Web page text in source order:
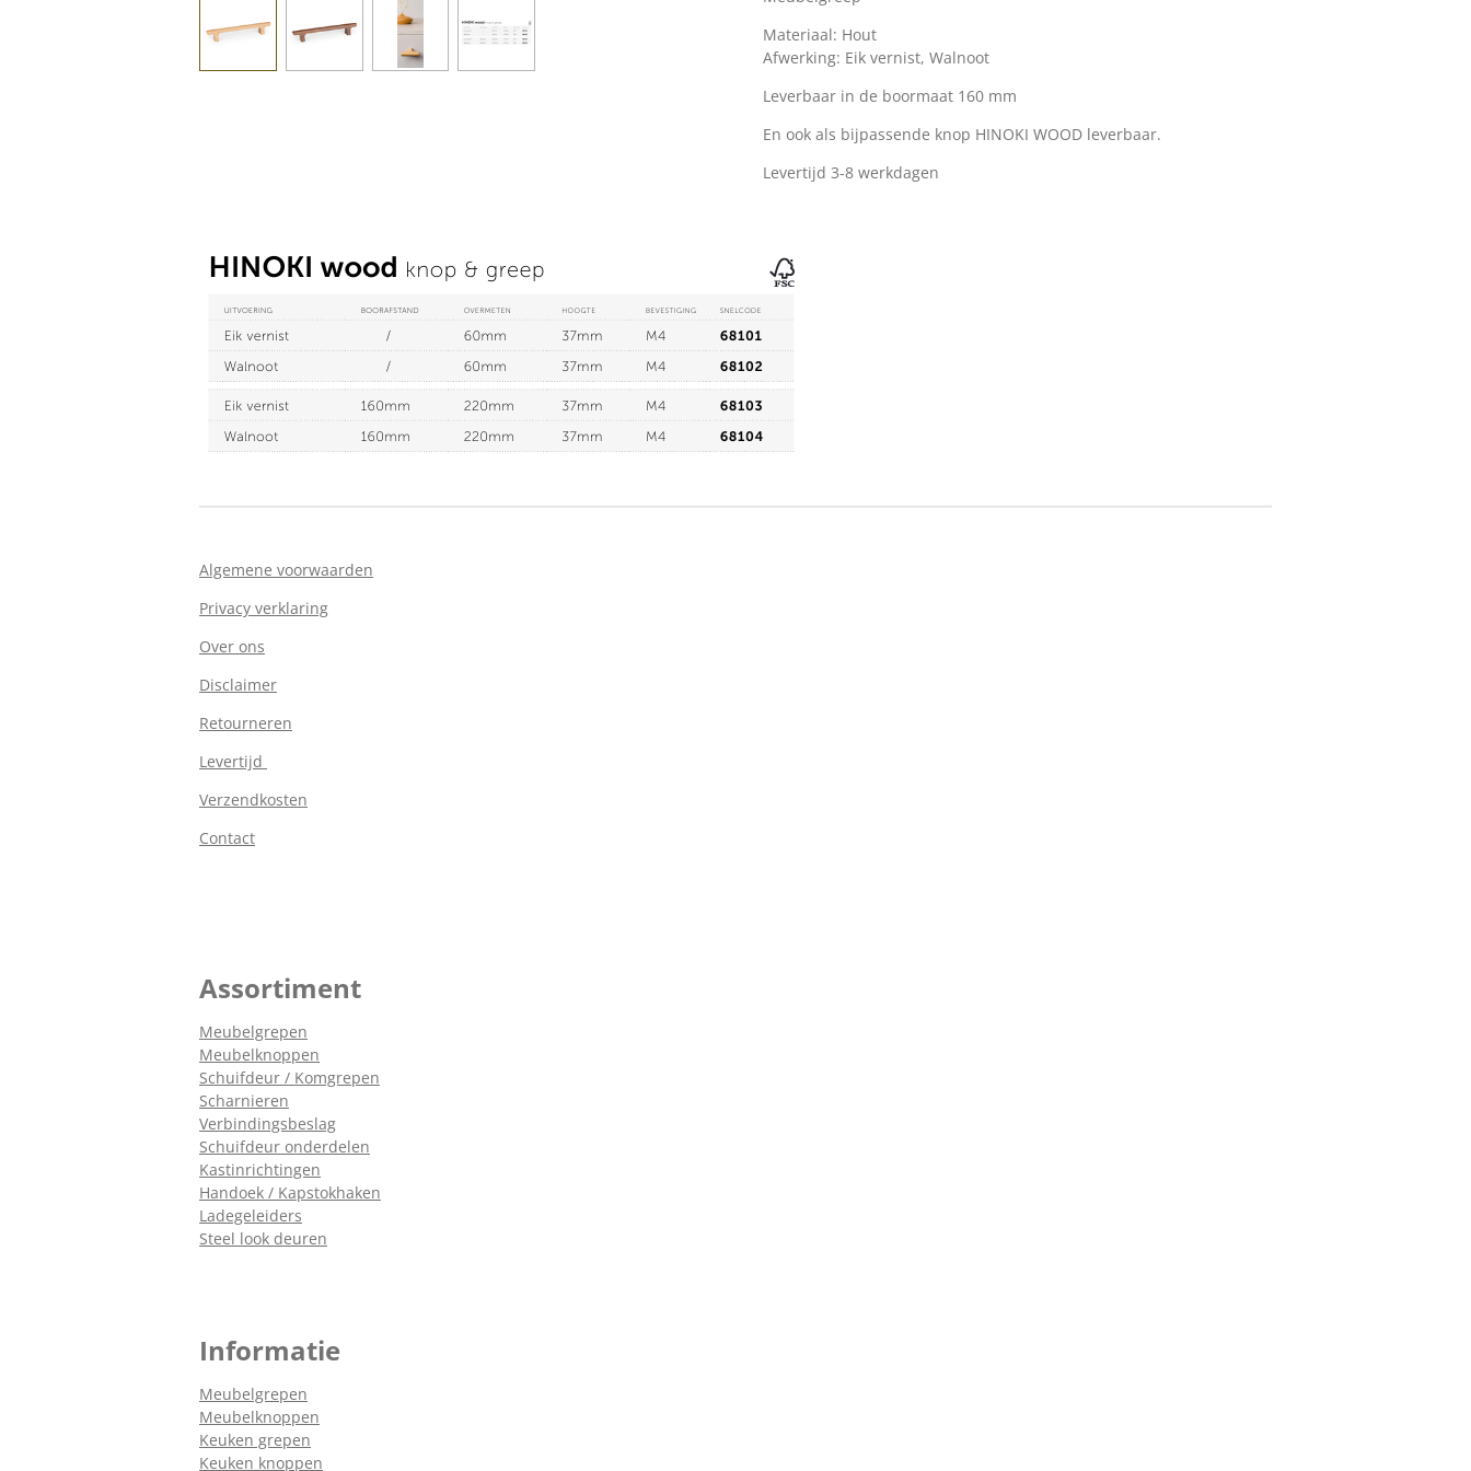
Materiaal: Hout
Afwerking: Eik vernist, Walnoot
Leverbaar in de boormaat 160 mm
En ook als bijpassende knop HINOKI WOOD leverbaar.
Levertijd 3-8 werkdagen
Algemene voorwaarden
Privacy verklaring
Over ons
Disclaimer
Retourneren
Levertijd
Verzendkosten
Contact
Assortiment
Meubelgrepen
Meubelknoppen
Schuifdeur / Komgrepen
Scharnieren
Verbindingsbeslag
Schuifdeur onderdelen
Kastinrichtingen
Handoek / Kapstokhaken
Ladegeleiders
Steel look deuren
Informatie
Meubelgrepen
Meubelknoppen
Keuken grepen
Keuken knoppen